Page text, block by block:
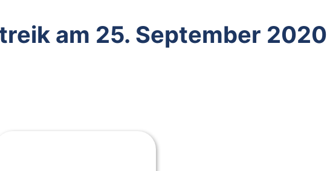
am 25. September 2020